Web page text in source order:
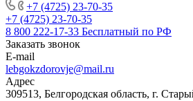
+7 (4725) 23-70-35
+7 (4725) 23-70-35
8 800 222-17-33 Бесплатный по РФ
Заказать звонок
E-mail
lebgokzdorovje@mail.ru
Адрес
309513, Белгородская область, г.